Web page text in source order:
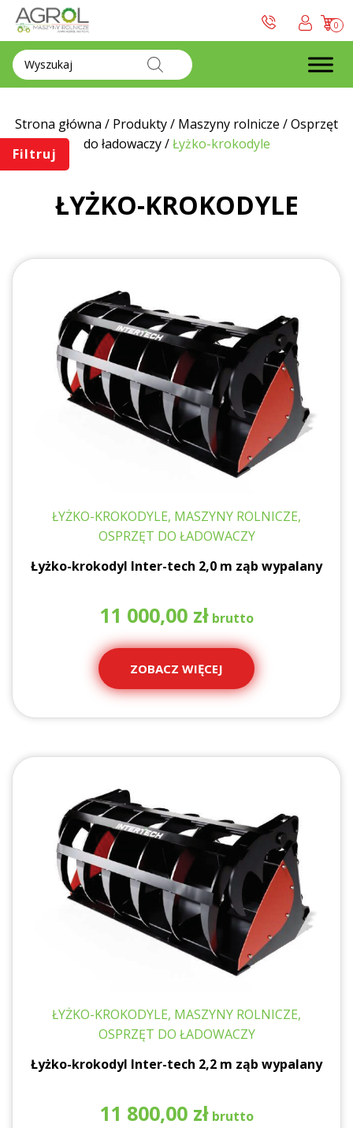
0
Wyszukiwarka
produktów
Filtruj
Strona główna / Produkty/ Maszyny rolnicze /Osprzęt
do ładowaczy/Łyżko-krokodyle
ŁYŻKO-KROKODYLE
ŁYŻKO-KROKODYLE, MASZYNY ROLNICZE,
OSPRZĘT DO ŁADOWACZY
Łyżko-krokodyl Inter-tech 2,0 m ząb wypalany
11 000,00 zł
ZOBACZ WIĘCEJ
ŁYŻKO-KROKODYLE, MASZYNY ROLNICZE,
OSPRZĘT DO ŁADOWACZY
Łyżko-krokodyl Inter-tech 2,2 m ząb wypalany
11 800,00 zł